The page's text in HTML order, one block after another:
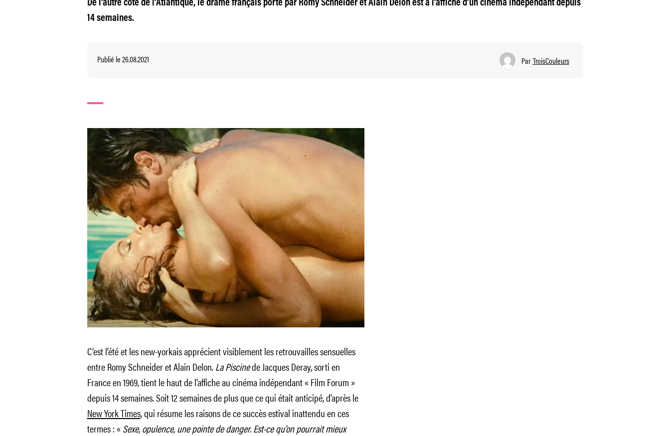
De l’autre côté de l’Atlantique, le drame français porté par Romy Schneider et Alain Delon est à l’affiche d’un cinéma indépendant depuis
14 semaines.
Publié le 26.08.2021 Par TroisCouleurs
C’est l’été et les new-yorkais apprécient visiblement les retrouvailles sensuelles
entre Romy Schneider et Alain Delon.La Piscinede Jacques Deray, sorti en
France en 1969, tient le haut de l’affiche au cinéma indépendant « Film Forum »
depuis 14 semaines. Soit 12 semaines de plus que ce qui était anticipé, d’après le
New York Times, qui résume les raisons de ce succès estival inattendu en ces
termes : «Sexe, opulence, une pointe de danger. Est-ce qu’on pourrait mieux